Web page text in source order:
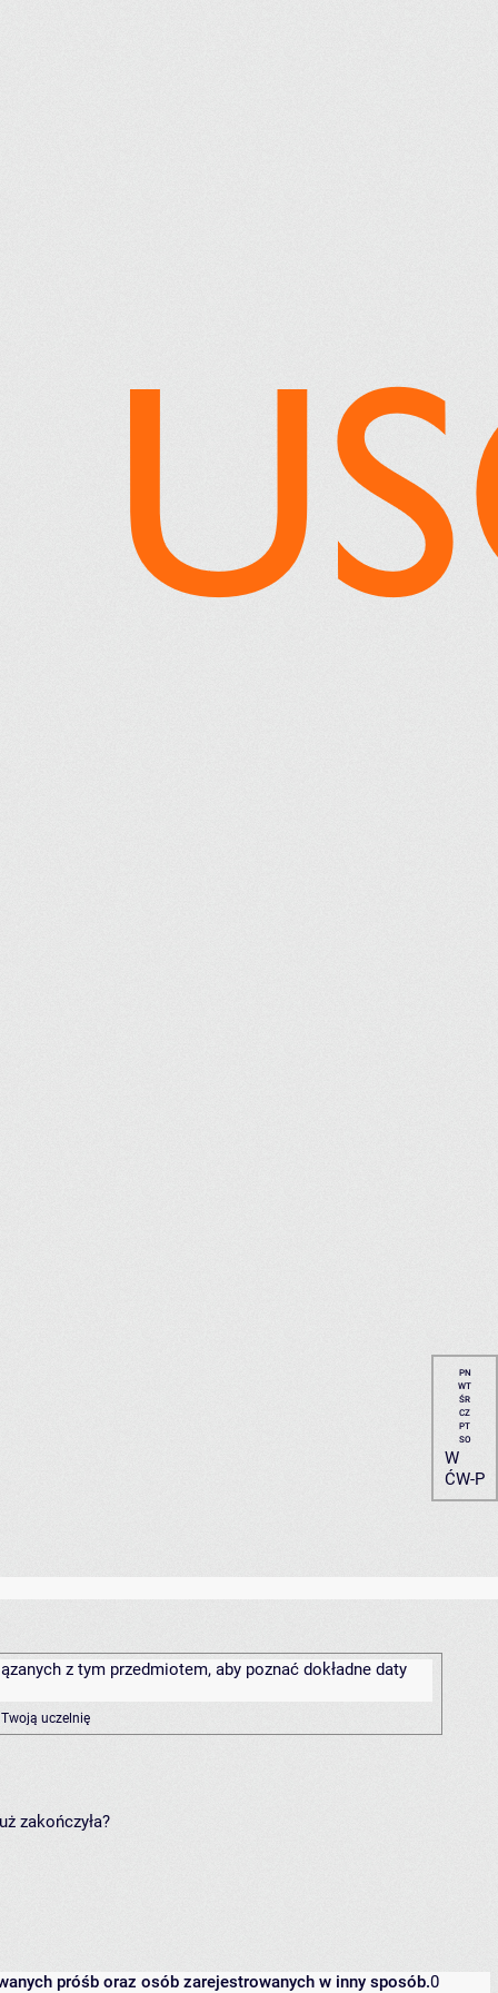
PN
WT
ŚR
CZ
PT
SO
W
ĆW-P
z tym przedmiotem, aby poznać dokładne daty
uczelnię
zakończyła?
próśb oraz osób zarejestrowanych w inny sposób.0